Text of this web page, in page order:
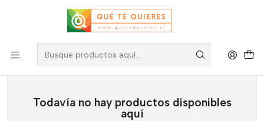
Yogi
Todavía no hay productos disponibles
aquí